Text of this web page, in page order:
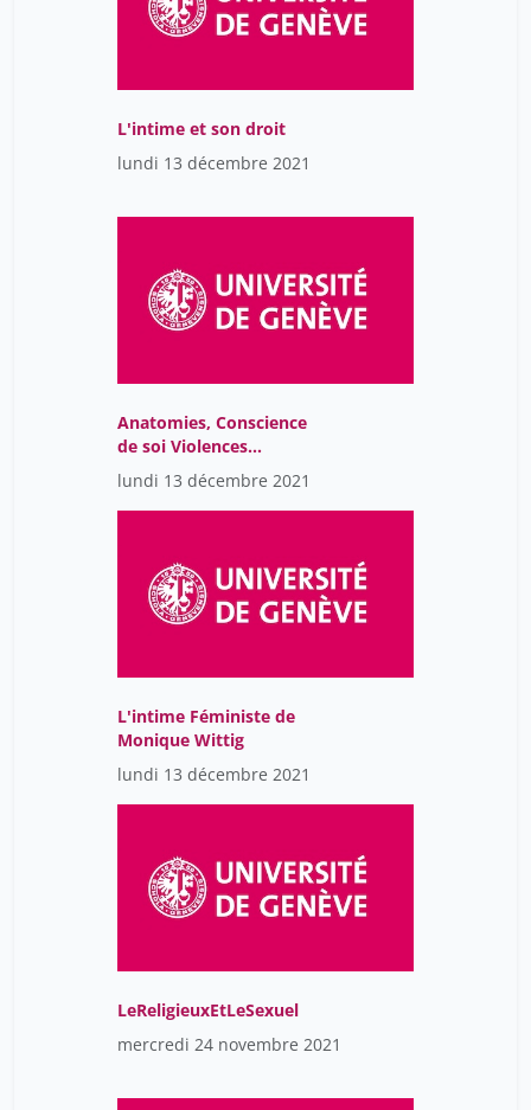
L'intime et son droit
lundi 13 décembre 2021
Anatomies, Conscience
de soi Violences
Génitales(Table ronde)
lundi 13 décembre 2021
L'intime Féministe de
Monique Wittig
lundi 13 décembre 2021
LeReligieuxEtLeSexuel
mercredi 24 novembre 2021